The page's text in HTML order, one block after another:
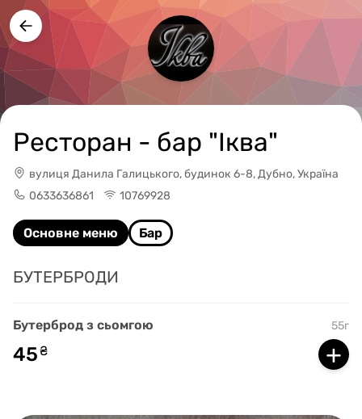
Ресторан - бар "Іква"
вулиця Данила Галицького, будинок 6-8, Дубно, Україна
0633636861
10769928
Основне меню Бар
БУТЕРБРОДИ
Бутерброд з сьомгою 55г
45₴ +